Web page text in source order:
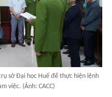
sở Đại học Huế để thực hiện lệnh
việc. (Ảnh: CACC)